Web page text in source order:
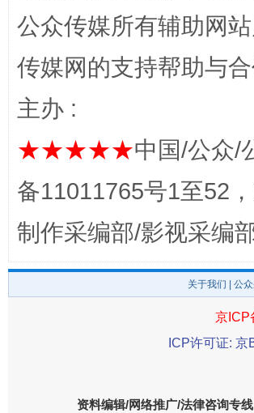
公众传媒所有辅助网
传媒网的支持帮助与
主办 :
★★★★★中国/公众/
备11011765号1至52
制作采编部/影视采编
关于我们 公
京ICP
ICP许可证:
资料编辑/网络推广/法律咨询专线